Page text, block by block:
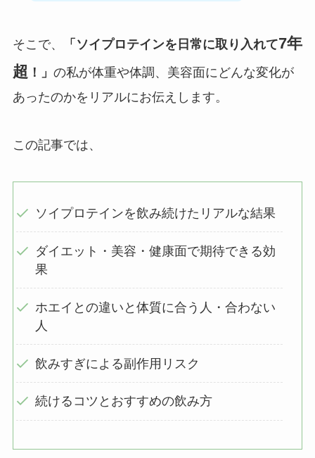
そこで、 「ソイプロテインを日常に取り入れて7年
超 ！」 の私が体重や体調、美容面にどんな変化が
あったのかをリアルにお伝えします。
この記事では、
ソイプロテインを飲み続けたリアルな結果
ダイエット・美容・健康面で期待できる効
果
ホエイとの違いと体質に合う人・合わない
人
飲みすぎによる副作用リスク
続けるコツとおすすめの飲み方